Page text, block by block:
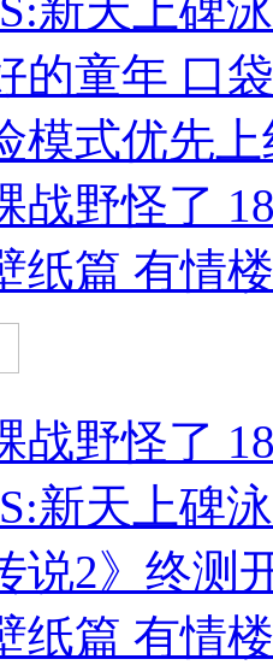
的童年 口
模式优先
战野怪了
纸篇 有情
战野怪了
新天上碑
说2》终测
纸篇 有情